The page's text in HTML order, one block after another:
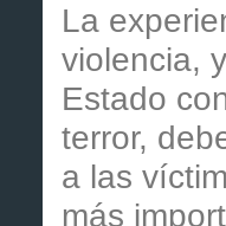
La
violencia,
Estado
terror,
a las
más